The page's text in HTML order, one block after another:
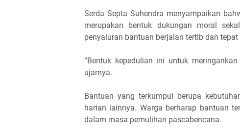
Serda Septa Suhendra menyampaikan
merupakan bentuk dukungan moral
penyaluran bantuan berjalan tertib dan tepat
“Bentuk kepedulian ini untuk
ujarnya.
Bantuan yang terkumpul berupa
harian lainnya. Warga berharap bantuan
dalam masa pemulihan pascabencana.